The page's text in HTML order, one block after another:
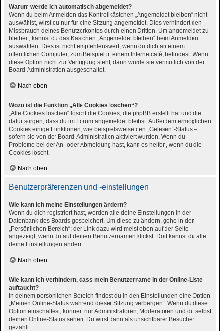
Warum werde ich automatisch abgemeldet?
Wenn du beim Anmelden das Kontrollkästchen „Angemeldet bleiben“ nicht
auswählst, wirst du nur für eine Sitzung angemeldet. Dies verhindert den
Missbrauch deines Benutzerkontos durch einen Dritten. Um angemeldet zu
bleiben, kannst du das Kästchen „Angemeldet bleiben“ beim Anmelden
auswählen. Dies ist nicht empfehlenswert, wenn du dich an einem
öffentlichen Computer, zum Beispiel in einem Internetcafé, befindest. Wenn
diese Option nicht zur Verfügung steht, dann wurde sie vermutlich von der
Board-Administration ausgeschaltet.
Nach oben
Wozu ist die Funktion „Alle Cookies löschen“?
„Alle Cookies löschen“ löscht die Cookies, die phpBB erstellt hat und die
dafür sorgen, dass du im Forum angemeldet bleibst. Außerdem ermöglichen
Cookies einige Funktionen, wie beispielsweise den „Gelesen“-Status –
sofern sie von der Board-Administration aktiviert wurden. Wenn du
Probleme bei der An- oder Abmeldung hast, kann es helfen, wenn du die
Cookies löscht.
Nach oben
Benutzerpräferenzen und -einstellungen
Wie kann ich meine Einstellungen ändern?
Wenn du dich registriert hast, werden alle deine Einstellungen in der
Datenbank des Boards gespeichert. Um diese zu ändern, gehe in den
„Persönlichen Bereich“; der Link dazu wird meist oben auf der Seite
angezeigt, wenn du auf deinen Benutzernamen klickst. Dort kannst du alle
deine Einstellungen ändern.
Nach oben
Wie kann ich verhindern, dass mein Benutzername in der Online-Liste
auftaucht?
In deinem persönlichen Bereich findest du in den Einstellungen eine Option
„Meinen Online-Status während dieser Sitzung verbergen“. Wenn du diese
Option einschaltest, können nur Administratoren, Moderatoren und du selbst
deinen Online-Status sehen. Du wirst dann als unsichtbarer Besucher
gezählt.